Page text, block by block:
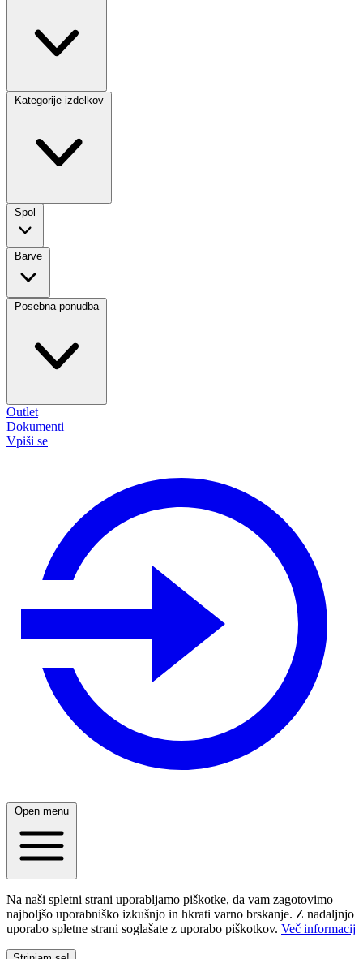
Kategorije izdelkov
Spol
Barve
Posebna ponudba
Outlet
Dokumenti
Vpiši se
Open menu
Na naši spletni strani uporabljamo piškotke, da vam zagotovimo
najboljšo uporabniško izkušnjo in hkrati varno brskanje. Z nadaljnjo
uporabo spletne strani soglašate z uporabo piškotkov. Več informacij